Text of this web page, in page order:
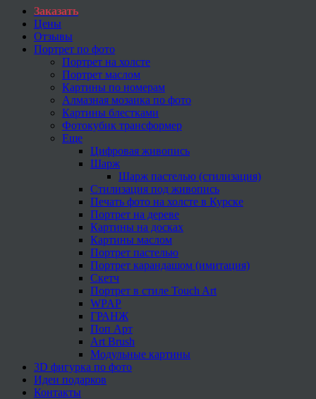
Заказать
Цены
Отзывы
Портрет по фото
Портрет на холсте
Портрет маслом
Картины по номерам
Алмазная мозаика по фото
Картины блестками
Фотокубик трансформер
Еще
Цифровая живопись
Шарж
Шарж пастелью (стилизация)
Стилизация под живопись
Печать фото на холсте в Курске
Портрет на дереве
Картины на досках
Картины маслом
Портрет пастелью
Портрет карандашом (имитация)
Скетч
Портрет в стиле Touch Art
WPAP
ГРАНЖ
Поп Арт
Art Brush
Модульные картины
3D фигурка по фото
Идеи подарков
Контакты